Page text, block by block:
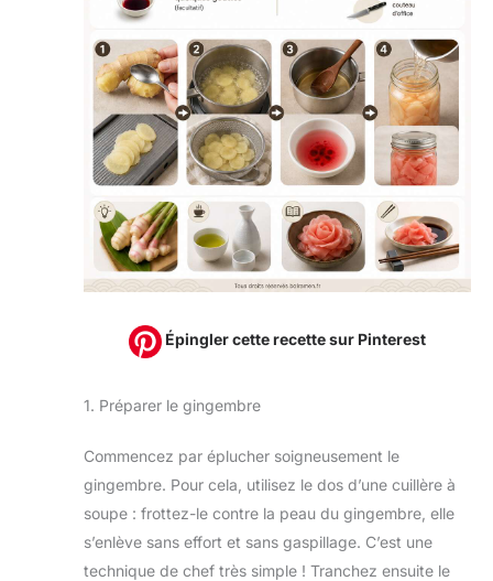
Épingler cette recette sur Pinterest
1. Préparer le gingembre
Commencez par éplucher soigneusement le
gingembre. Pour cela, utilisez le dos d’une cuillère à
soupe : frottez-le contre la peau du gingembre, elle
s’enlève sans effort et sans gaspillage. C’est une
technique de chef très simple ! Tranchez ensuite le